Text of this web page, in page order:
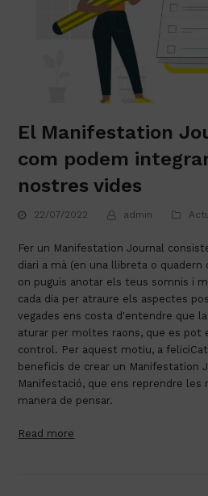
El Manifestation
com podem
nostres vides
22/07/2022 admin
Fer un Manifestation Journal
diari a mà (en una llibreta o
on puguis anotar els teus somnis i
cada dia per atraure els aspectes
vegades ens costa d'entendre que
aturar per moltes raons, que es pot
control. Per aquest motiu, a
beneficis de crear un Manifestation
Manifestació, que ens reprendre les
manera de pensar.
Read more